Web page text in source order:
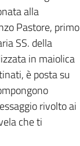
alla
Pastore, primo
SS. della
in maiolica
è posta su
rivolto ai
che ti